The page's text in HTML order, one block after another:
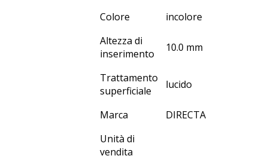
Colore
incolore
Altezza di
inserimento
10.0 mm
Trattamento
superficiale
lucido
Marca
DIRECTA
Unità di
vendita